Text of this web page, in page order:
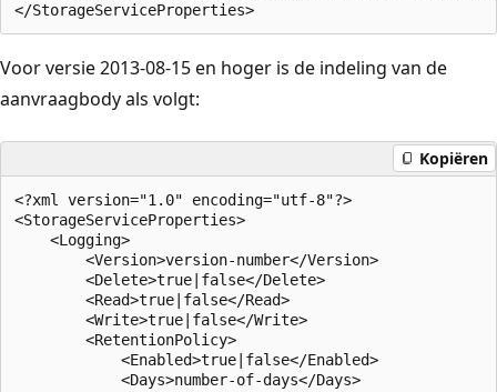
Voor versie 2013-08-15 en hoger is de indeling van de
aanvraagbody als volgt:
Kopiëren
<?xml version="1.0" encoding="utf-8"?>
<StorageServiceProperties>
    <Logging>
        <Version>version-number</Version>
        <Delete>true|false</Delete>
        <Read>true|false</Read>
        <Write>true|false</Write>
        <RetentionPolicy>
            <Enabled>true|false</Enabled>
            <Days>number-of-days</Days>